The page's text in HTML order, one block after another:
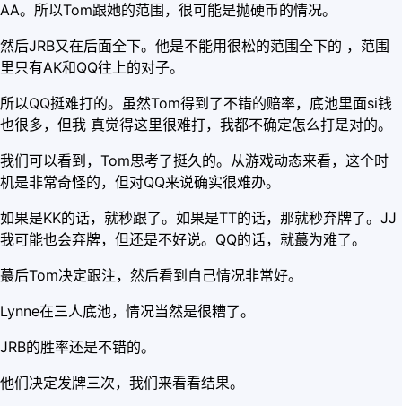
AA。所以Tom跟她的范围，很可能是抛硬币的情况。
然后JRB又在后面全下。他是不能用很松的范围全下的 ，范围
里只有AK和QQ往上的对子。
所以QQ挺难打的。虽然Tom得到了不错的赔率，底池里面si钱
也很多，但我 真觉得这里很难打，我都不确定怎么打是对的。
我们可以看到，Tom思考了挺久的。从游戏动态来看，这个时
机是非常奇怪的，但对QQ来说确实很难办。
如果是KK的话，就秒跟了。如果是TT的话，那就秒弃牌了。JJ
我可能也会弃牌，但还是不好说。QQ的话，就蕞为难了。
蕞后Tom决定跟注，然后看到自己情况非常好。
Lynne在三人底池，情况当然是很糟了。
JRB的胜率还是不错的。
他们决定发牌三次，我们来看看结果。